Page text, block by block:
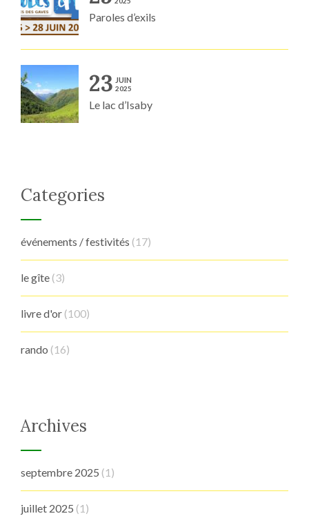
Paroles d’exils
23 JUIN
2025
Le lac d’Isaby
Categories
événements / festivités (17)
le gîte (3)
livre d'or (100)
rando (16)
Archives
septembre 2025 (1)
juillet 2025 (1)